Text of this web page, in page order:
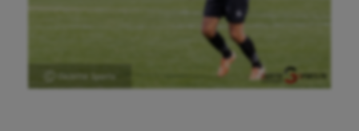
Ⓒ Gazette Sports